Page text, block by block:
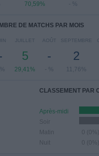
70,59% - %
DE MATCHS PAR MOIS
JUILLET
5
29,41%
AOÛT
-
- %
SEPTEMBRE
2
11,76%
CLASSEMENT PAR
Après-midi
Soir
Matin
0 (0%)
Nuit
0 (0%)